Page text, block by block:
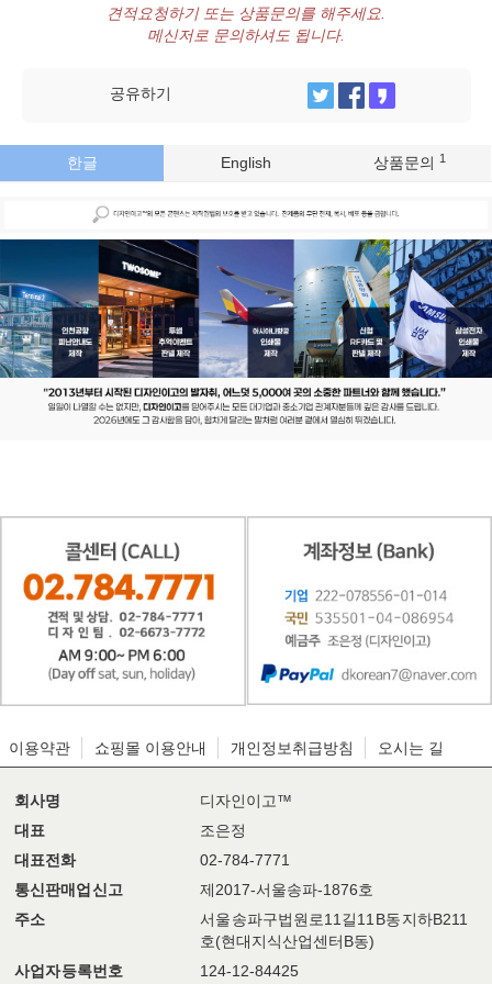
견적요청하기 또는 상품문의를 해주세요.
메신저로 문의하셔도 됩니다.
공유하기
한글 English 상품문의 1
이용약관 쇼핑몰 이용안내 개인정보취급방침 오시는 길
회사명
디자인이고™
대표
조은정
대표전화
02-784-7771
통신판매업 신고
제2017-서울송파-1876호
주소
서울 송파구 법원로11길11 B동 지하B211
호(현대지식산업센터B동)
사업자 등록번호
124-12-84425